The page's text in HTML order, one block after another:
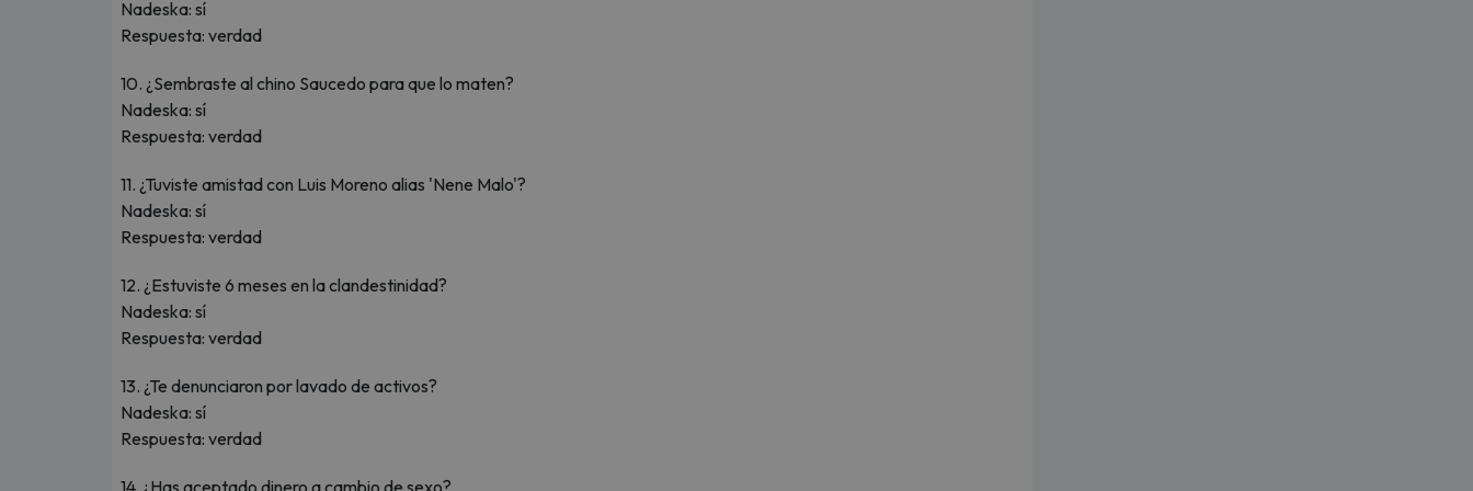
Nadeska: sí
Respuesta: verdad
10. ¿Sembraste al chino Saucedo para que lo maten?
Nadeska: sí
Respuesta: verdad
11. ¿Tuviste amistad con Luis Moreno alias 'Nene Malo'?
Nadeska: sí
Respuesta: verdad
12. ¿Estuviste 6 meses en la clandestinidad?
Nadeska: sí
Respuesta: verdad
13. ¿Te denunciaron por lavado de activos?
Nadeska: sí
Respuesta: verdad